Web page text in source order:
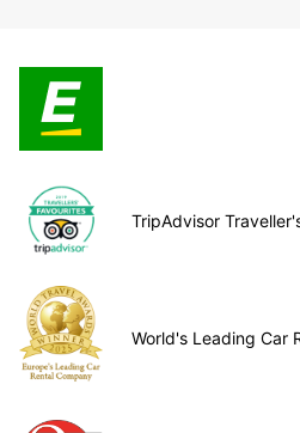
TripAdvisor
World's Leading Car